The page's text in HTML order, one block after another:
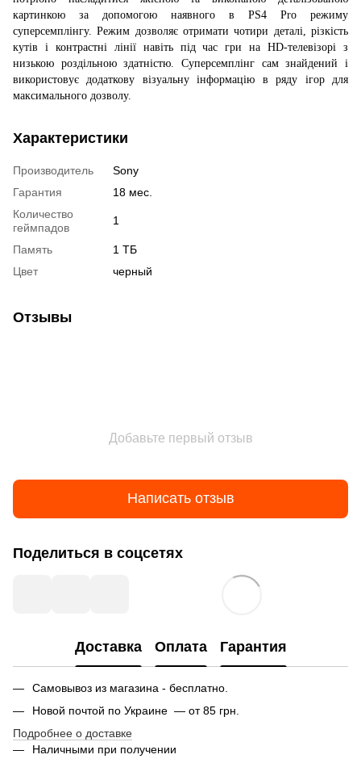
картинкою за допомогою наявного в PS4 Pro режиму
суперсемплінгу.Режим дозволяє отримати чотири деталі, різкість
кутів і контрастні лінії навіть під час гри на HD-телевізорі з
низькою роздільною здатністю. Суперсемплінг сам знайдений і
використовує додаткову візуальну інформацію в ряду ігор для
максимального дозволу.
Характеристики
Производитель
Sony
Гарантия
18 мес.
Количество
геймпадов
1
Память
1 ТБ
Цвет
черный
Отзывы
Добавьте первый отзыв
Написать отзыв
Поделиться в соцсетях
Доставка Оплата Гарантия
Самовывоз из магазина - бесплатно.
Новой почтой по Украине — от 85 грн.
Подробнее о доставке
Наличными при получении